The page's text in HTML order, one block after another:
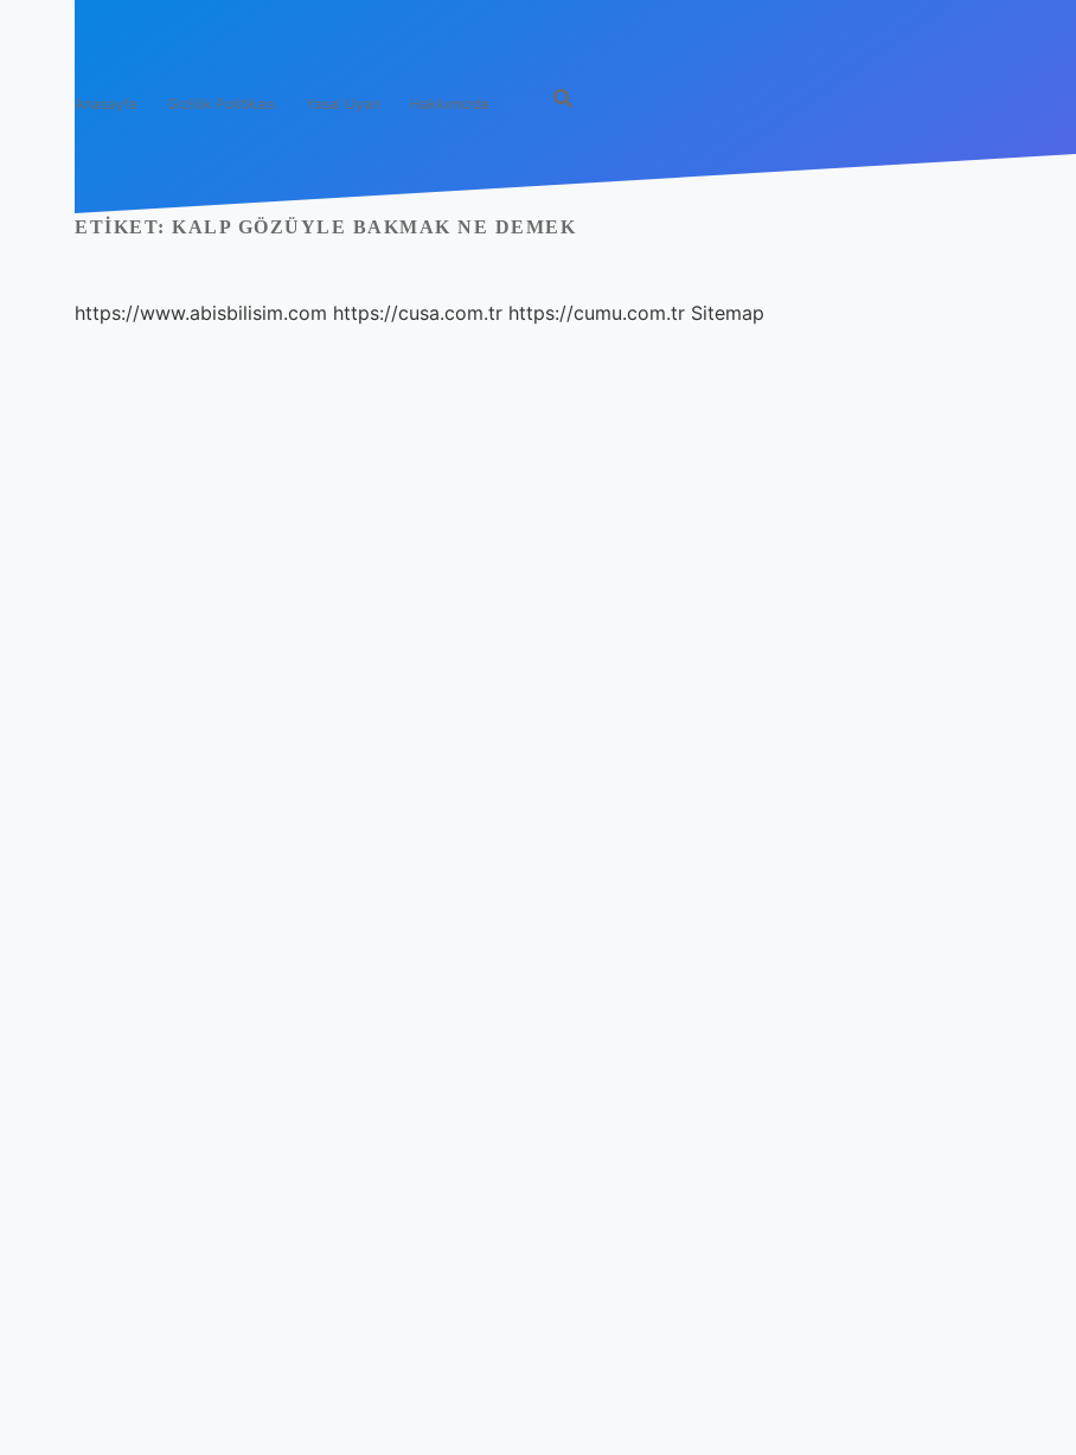
Anasayfa Gizlilik Politikası Yasal Uyarı Hakkımızda
ETIKET: KALP GÖZÜYLE BAKMAK NE DEMEK
https://www.abisbilisim.com https://cusa.com.tr https://cumu.com.tr Sitemap